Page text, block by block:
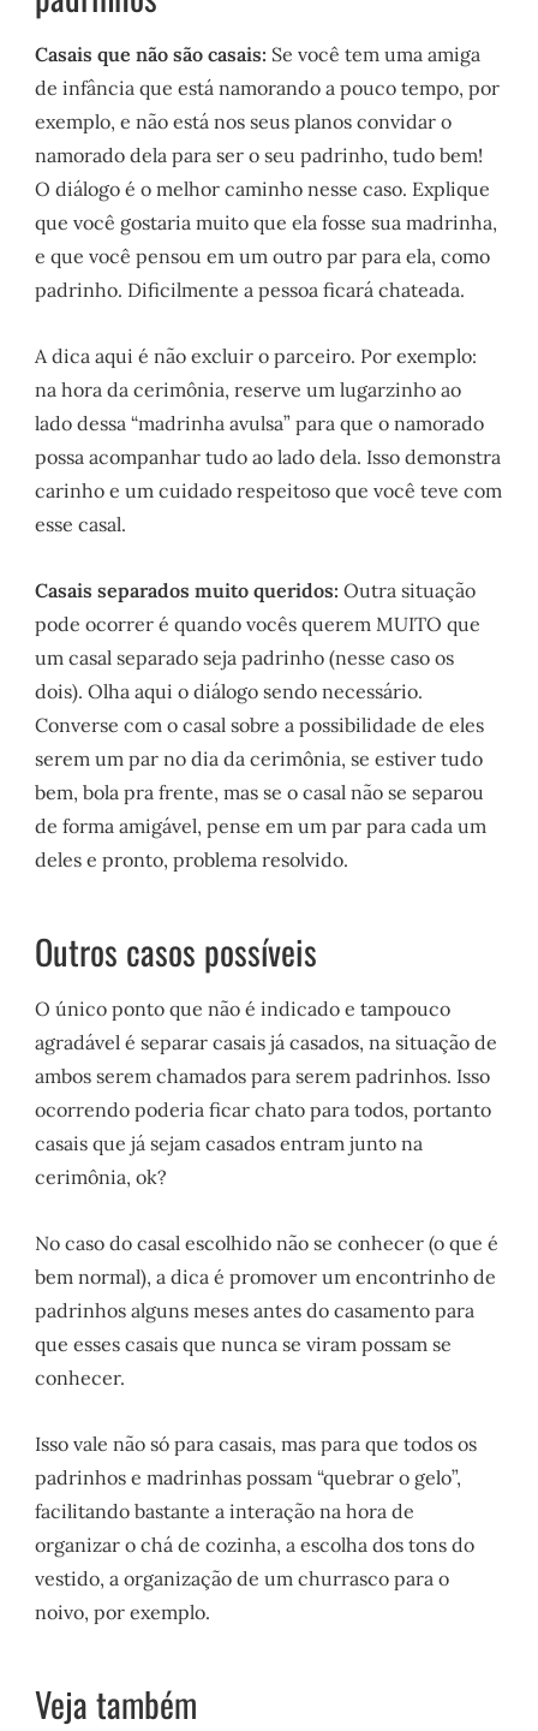
Casais que não são casais: Se você tem uma amiga
de infância que está namorando a pouco tempo, por
exemplo, e não está nos seus planos convidar o
namorado dela para ser o seu padrinho, tudo bem!
O diálogo é o melhor caminho nesse caso. Explique
que você gostaria muito que ela fosse sua madrinha,
e que você pensou em um outro par para ela, como
padrinho. Dificilmente a pessoa ficará chateada.
A dica aqui é não excluir o parceiro. Por exemplo:
na hora da cerimônia, reserve um lugarzinho ao
lado dessa “madrinha avulsa” para que o namorado
possa acompanhar tudo ao lado dela. Isso demonstra
carinho e um cuidado respeitoso que você teve com
esse casal.
Casais separados muito queridos:Outra situação
pode ocorrer é quando vocês querem MUITO que
um casal separado seja padrinho (nesse caso os
dois). Olha aqui o diálogo sendo necessário.
Converse com o casal sobre a possibilidade de eles
serem um par no dia da cerimônia, se estiver tudo
bem, bola pra frente, mas se o casal não se separou
de forma amigável, pense em um par para cada um
deles e pronto, problema resolvido.
Outros casos possíveis
O único ponto que não é indicado e tampouco
agradável é separar casais já casados, na situação de
ambos serem chamados para serem padrinhos. Isso
ocorrendo poderia ficar chato para todos, portanto
casais que já sejam casados entram junto na
cerimônia, ok?
No caso do casal escolhido não se conhecer (o que é
bem normal), a dica é promover um encontrinho de
padrinhos alguns meses antes do casamento para
que esses casais que nunca se viram possam se
conhecer.
Isso vale não só para casais, mas para que todos os
padrinhos e madrinhas possam “quebrar o gelo”,
facilitando bastante a interação na hora de
organizar o chá de cozinha, a escolha dos tons do
vestido, a organização de um churrasco para o
noivo, por exemplo.
Veja também